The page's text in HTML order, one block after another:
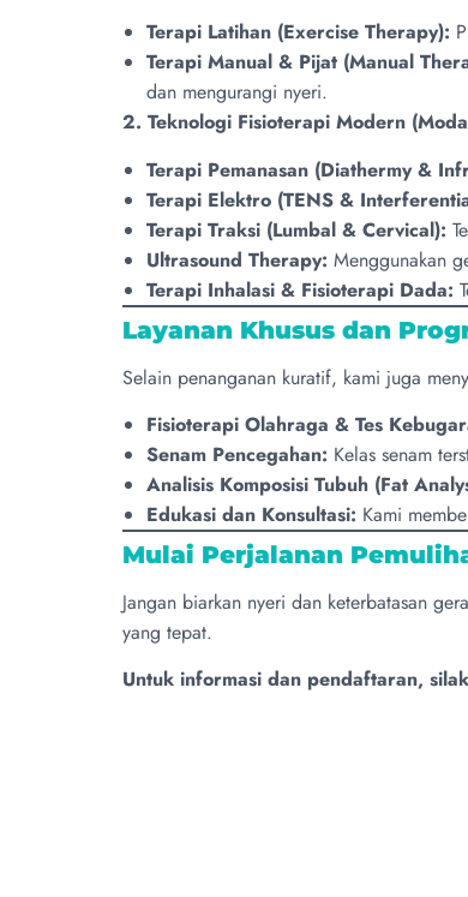
Terapi Latihan (Exercise Therapy):
Terapi Manual & Pijat (Manual
dan mengurangi nyeri.
2. Teknologi Fisioterapi Modern
Terapi Pemanasan (Diathermy &
Terapi Elektro (TENS &
Terapi Traksi (Lumbal & Cervical):
Ultrasound Therapy: Menggunakan
Terapi Inhalasi & Fisioterapi Dada:
Layanan Khusus dan
Selain penanganan kuratif, kami juga
Fisioterapi Olahraga & Tes
Senam Pencegahan: Kelas senam
Analisis Komposisi Tubuh (Fat
Edukasi dan Konsultasi: Kami
Mulai Perjalanan
Jangan biarkan nyeri dan keterbatasan
yang tepat.
Untuk informasi dan pendaftaran,